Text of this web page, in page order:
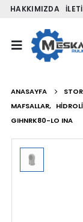
HAKKIMIZDA
ANASAYFA
MAFSALLAR,
GIHNRK80-LO INA